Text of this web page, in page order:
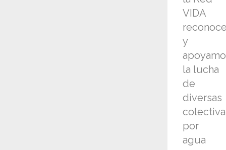
VIDA
y
la lucha
de
diversas
por
agua